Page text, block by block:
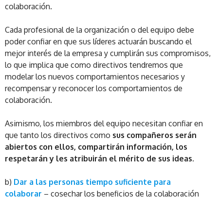
colaboración.
Cada profesional de la organización o del equipo debe
poder confiar en que sus líderes actuarán buscando el
mejor interés de la empresa y cumplirán sus compromisos,
lo que implica que como directivos tendremos que
modelar los nuevos comportamientos necesarios y
recompensar y reconocer los comportamientos de
colaboración.
Asimismo, los miembros del equipo necesitan confiar en
que tanto los directivos como sus compañeros serán
abiertos con ellos, compartirán información, los
respetarán y les atribuirán el mérito de sus ideas.
b) Dar a las personas tiempo suficiente para
colaborar – cosechar los beneficios de la colaboración